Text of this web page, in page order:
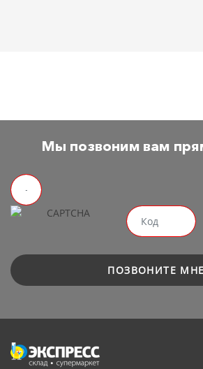
Мы позвоним вам
ПОЗВОНИТЕ МНЕ